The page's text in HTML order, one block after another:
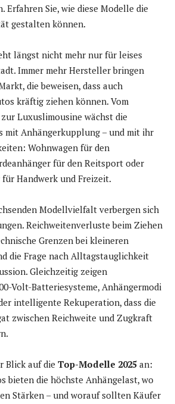
Erfahren Sie, wie diese Modelle die
gestalten können.
längst nicht mehr nur für leises
Immer mehr Hersteller bringen
die beweisen, dass auch
kräftig ziehen können. Vom
Luxuslimousine wächst die
mit Anhängerkupplung – und mit ihr
Wohnwagen für den
für den Reitsport oder
Handwerk und Freizeit.
Modellvielfalt verbergen sich
Reichweitenverluste beim Ziehen
Grenzen bei kleineren
die Frage nach Alltagstauglichkeit
Gleichzeitig zeigen
Volt-Batteriesysteme, Anhängermodi
intelligente Rekuperation, dass die
zwischen Reichweite und Zugkraft
Blick auf die Top-Modelle 2025 an:
bieten die höchste Anhängelast, wo
Stärken – und worauf sollten Käufer